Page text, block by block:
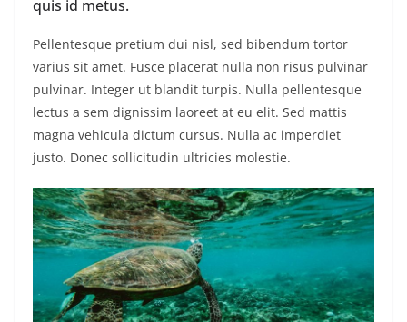
quis id metus.
Pellentesque pretium dui nisl, sed bibendum tortor
varius sit amet. Fusce placerat nulla non risus pulvinar
pulvinar. Integer ut blandit turpis. Nulla pellentesque
lectus a sem dignissim laoreet at eu elit. Sed mattis
magna vehicula dictum cursus. Nulla ac imperdiet
justo. Donec sollicitudin ultricies molestie.